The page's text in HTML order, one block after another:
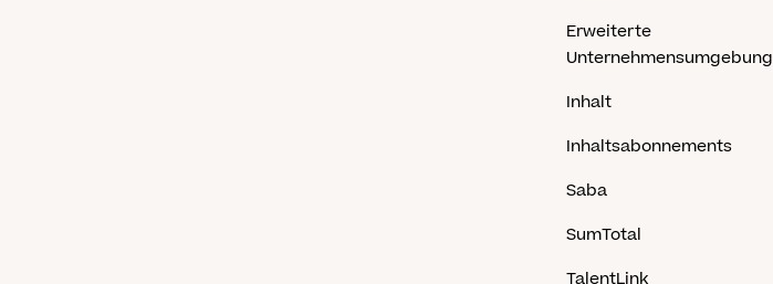
Erweiterte
Unternehmensumgebung
Inhalt
Inhaltsabonnements
Saba
SumTotal
TalentLink